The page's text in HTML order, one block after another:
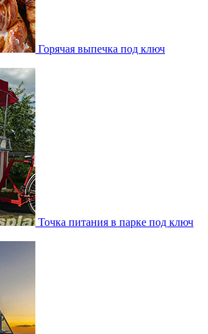
Горячая выпечка под ключ
Точка питания в парке под ключ